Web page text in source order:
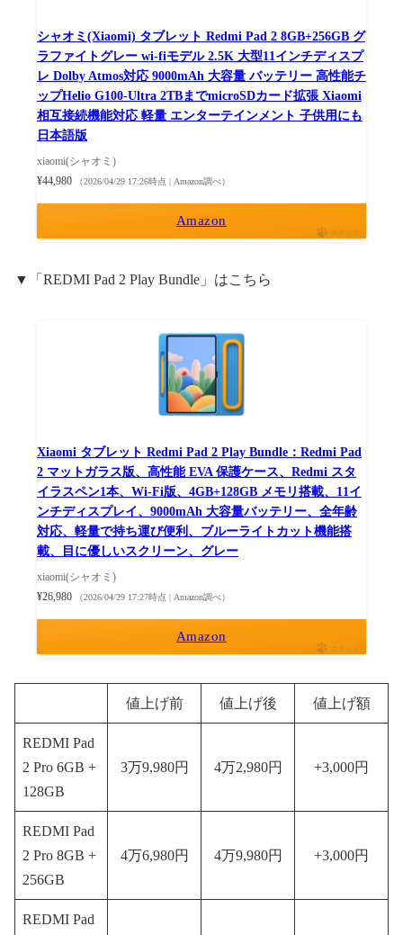
シャオミ(Xiaomi) タブレット Redmi Pad 2 8GB+256GB グ
ラファイトグレー wi-fiモデル 2.5K 大型11インチディスプ
レ Dolby Atmos対応 9000mAh 大容量 バッテリー 高性能チ
ップHelio G100-Ultra 2TBまでmicroSDカード拡張 Xiaomi
相互接続機能対応 軽量 エンターテインメント 子供用にも
日本語版
xiaomi(シャオミ)
¥44,980
（2026/04/29 17:26時点 | Amazon調べ）
Amazon
ポチップ
▼「REDMI Pad 2 Play Bundle」はこちら
Xiaomi タブレット Redmi Pad 2 Play Bundle：Redmi Pad
2 マットガラス版、高性能 EVA 保護ケース、Redmi スタ
イラスペン1本、Wi-Fi版、4GB+128GB メモリ搭載、11イ
ンチディスプレイ、9000mAh 大容量バッテリー、全年齢
対応、軽量で持ち運び便利、ブルーライトカット機能搭
載、目に優しいスクリーン、グレー
xiaomi(シャオミ)
¥26,980
（2026/04/29 17:27時点 | Amazon調べ）
Amazon
ポチップ
値上げ前 値上げ後 値上げ額
REDMI Pad
2 Pro 6GB +
128GB
3万9,980円 4万2,980円 +3,000円
REDMI Pad
2 Pro 8GB +
256GB
4万6,980円 4万9,980円 +3,000円
REDMI Pad